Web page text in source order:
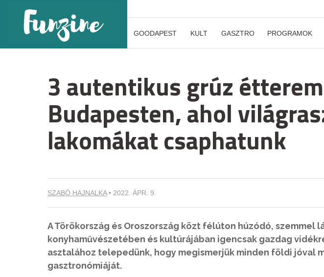
GOODAPEST KULT GASZTRO PROGRAMOK
3 autentikus grúz étterem
Budapesten, ahol
lakomákat csaphatunk
SZABÓ HAJNALKA• 2022. ÁPR. 9.
A Törökország és Oroszország közt félúton húzódó, szemmel
konyhaművészetében és kultúrájában igencsak gazdag
asztalához telepedünk, hogy megismerjük minden földi jóval
gasztronómiáját.